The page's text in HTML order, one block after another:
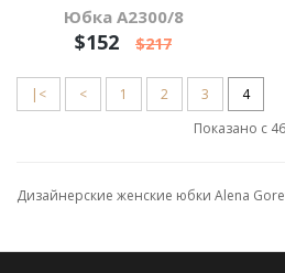
Юбка А2300/8
$152 $217
|< < 1 2 3
4
Показано с
Дизайнерские женские юбки Alena